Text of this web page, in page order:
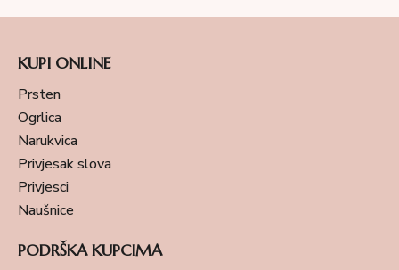
KUPI ONLINE
Prsten
Ogrlica
Narukvica
Privjesak slova
Privjesci
Naušnice
PODRŠKA KUPCIMA